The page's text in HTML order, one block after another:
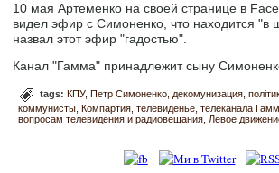
10 мая Артеменко на своей странице в
видел эфир с Симоненко, что находится "в
назвал этот эфир "гадостью".
Канал "Гамма" принадлежит сыну
tags: КПУ Петр Симоненко декомунизация
коммунисты
Компартия телевиденье телеканала
вопросам телевидения и радиовещания Левое